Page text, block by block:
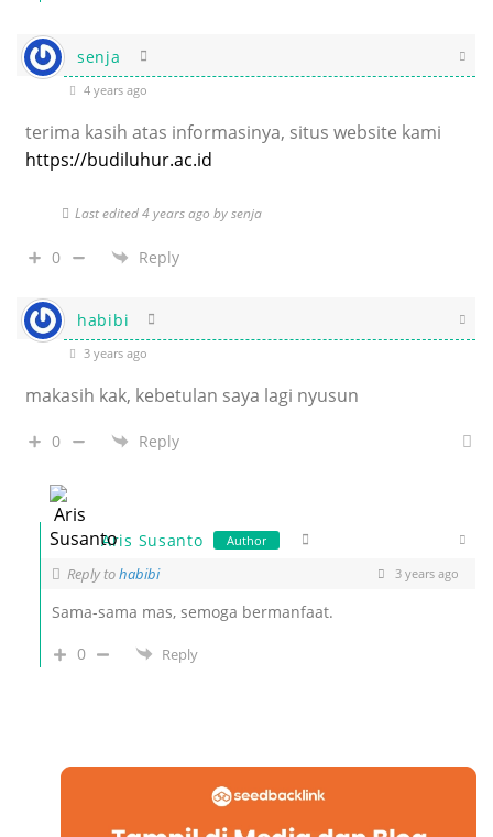
senja
4 years ago
terima kasih atas informasinya, situs website kami
https://budiluhur.ac.id
Last edited 4 years ago by senja
0 Reply
habibi
3 years ago
makasih kak, kebetulan saya lagi nyusun
0 Reply
Aris Susanto Author
Reply tohabibi 3 years ago
Sama-sama mas, semoga bermanfaat.
0
Reply